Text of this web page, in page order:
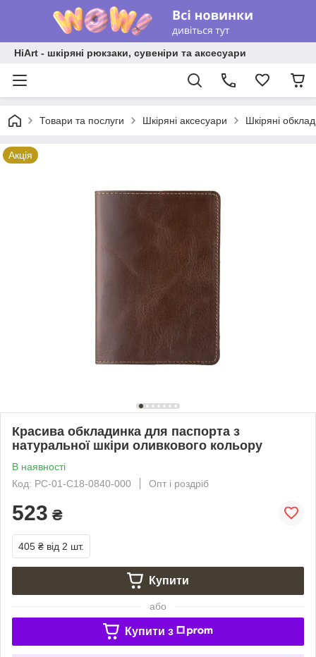
HiArt - шкіряні рюкзаки, сувеніри та аксесуари
Товари та послуги Шкіряні аксесуари Шкіряні
Акція
Красива обкладинка для паспорта з
натуральної шкіри оливкового кольору
В наявності
Код: PC-01-C18-0840-000
Опт і роздріб
523 ₴
405 ₴ від 2 шт.
Купити
або
Купити з